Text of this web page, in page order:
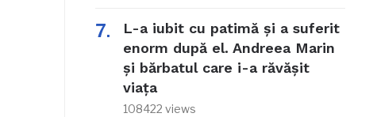
L-a iubit cu patimă și a suferit
enorm după el. Andreea Marin
și bărbatul care i-a răvășit
viața
108422 views